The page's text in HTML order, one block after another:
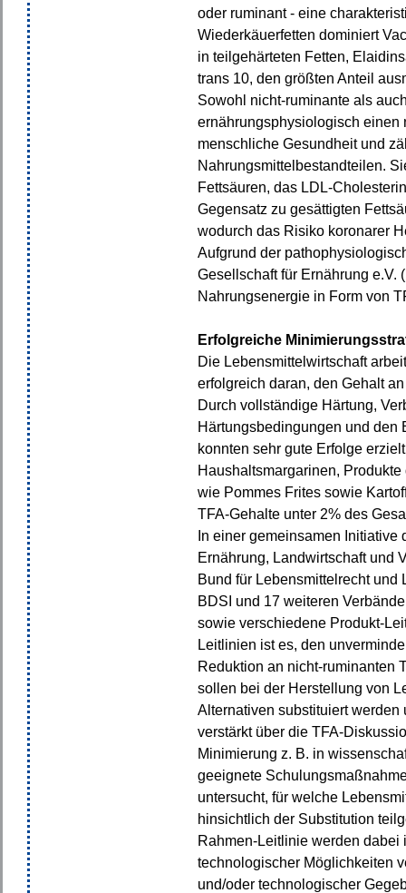
oder ruminant - eine
Wiederkäuerfetten dominiert
in teilgehärteten Fetten,
trans 10, den größten Anteil
Sowohl nicht-ruminante als
ernährungsphysiologisch einen
menschliche Gesundheit und
Nahrungsmittelbestandteilen.
Fettsäuren, das LDL-
Gegensatz zu gesättigten
wodurch das Risiko koronarer
Aufgrund der
Gesellschaft für Ernährung e.V.
Nahrungsenergie in Form von
Erfolgreiche
Die Lebensmittelwirtschaft
erfolgreich daran, den Gehalt
Durch vollständige Härtung,
Härtungsbedingungen und den
konnten sehr gute Erfolge
Haushaltsmargarinen,
wie Pommes Frites sowie
TFA-Gehalte unter 2% des
In einer gemeinsamen
Ernährung, Landwirtschaft und
Bund für Lebensmittelrecht und
BDSI und 17 weiteren
sowie verschiedene Produkt-
Leitlinien ist es, den
Reduktion an nicht-ruminanten
sollen bei der Herstellung von
Alternativen substituiert
verstärkt über die TFA-
Minimierung z. B. in
geeignete
untersucht, für welche
hinsichtlich der Substitution
Rahmen-Leitlinie werden
technologischer Möglichkeiten
und/oder technologischer